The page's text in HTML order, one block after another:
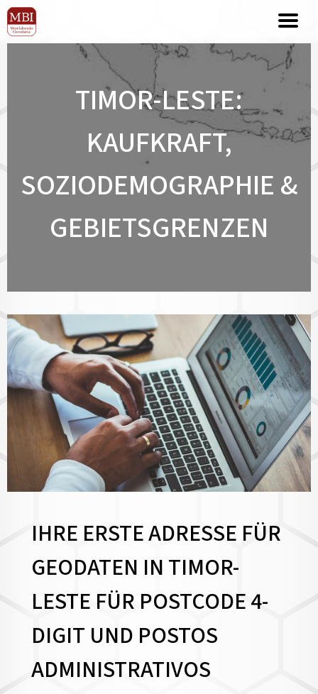
TIMOR-LESTE:
KAUFKRAFT,
SOZIODEMOGRAPHIE &
GEBIETSGRENZEN
IHRE ERSTE ADRESSE FÜR
GEODATEN IN TIMOR-
LESTE FÜR POSTCODE 4-
DIGIT UND POSTOS
ADMINISTRATIVOS